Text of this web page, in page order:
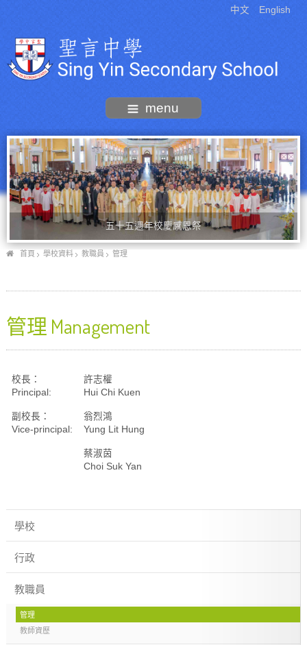
中文 English
menu
五十五週年校慶感恩祭
首頁 學校資料 教職員 管理
管理 Management
校長：
Principal:
許志權
Hui Chi Kuen
副校長：
Vice-principal:
翁烈鴻
Yung Lit Hung
蔡淑茵
Choi Suk Yan
學校
行政
教職員
管理
教師資歷